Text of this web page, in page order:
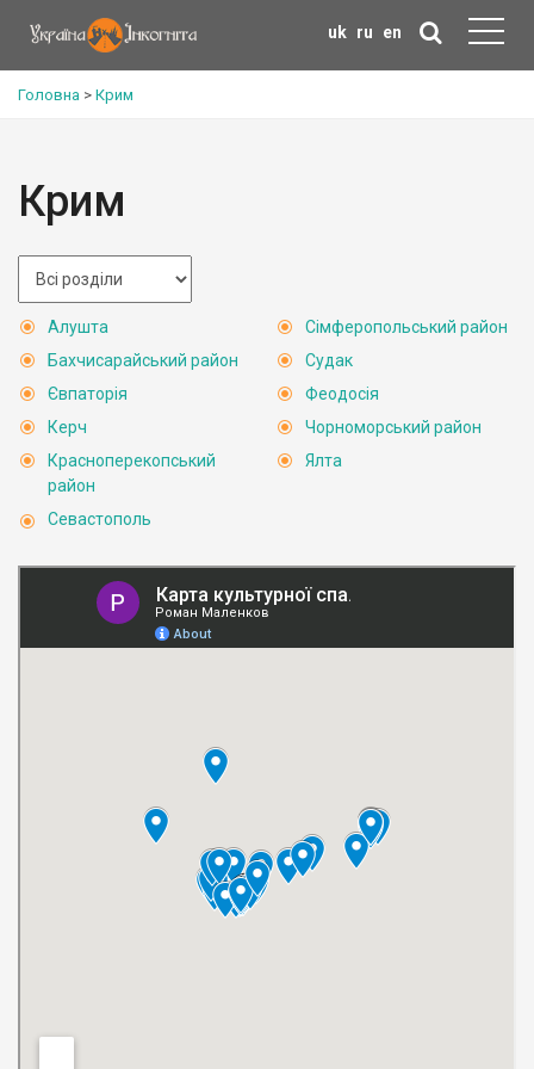
uk ru en
Головна > Крим
Крим
Алушта
Бахчисарайський район
Євпаторія
Керч
Красноперекопський
район
Севастополь
Сімферопольський район
Судак
Феодосія
Чорноморський район
Ялта